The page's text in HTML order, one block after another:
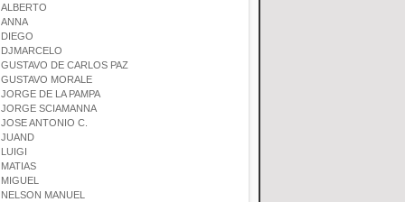
ALBERTO
ANNA
DIEGO
DJMARCELO
GUSTAVO DE CARLOS PAZ
GUSTAVO MORALE
JORGE DE LA PAMPA
JORGE SCIAMANNA
JOSE ANTONIO C.
JUAND
LUIGI
MATIAS
MIGUEL
NELSON MANUEL